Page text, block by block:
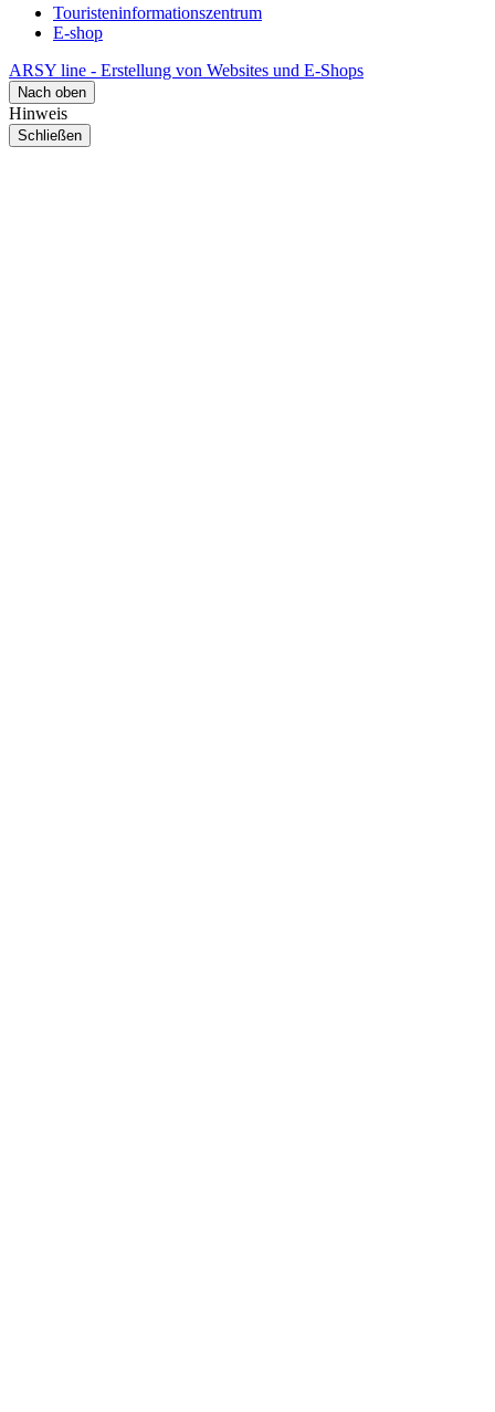
Touristeninformationszentrum
E-shop
ARSY line - Erstellung von Websites und E-Shops
Nach oben
Hinweis
Schließen